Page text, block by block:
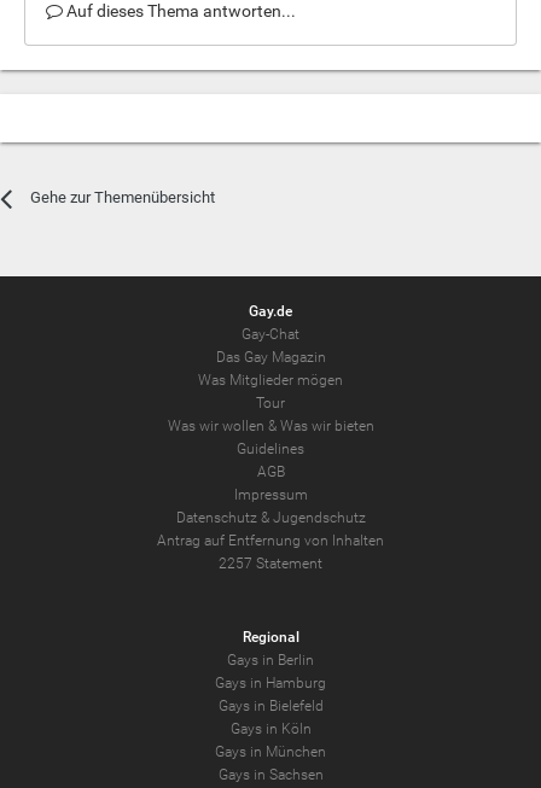
Auf dieses Thema antworten...
Gehe zur Themenübersicht
Gay.de
Gay-Chat
Das Gay Magazin
Was Mitglieder mögen
Tour
Was wir wollen & Was wir bieten
Guidelines
AGB
Impressum
Datenschutz& Jugendschutz
Antrag auf Entfernung von Inhalten
2257 Statement
Regional
Gays in Berlin
Gays in Hamburg
Gays in Bielefeld
Gays in Köln
Gays in München
Gays in Sachsen